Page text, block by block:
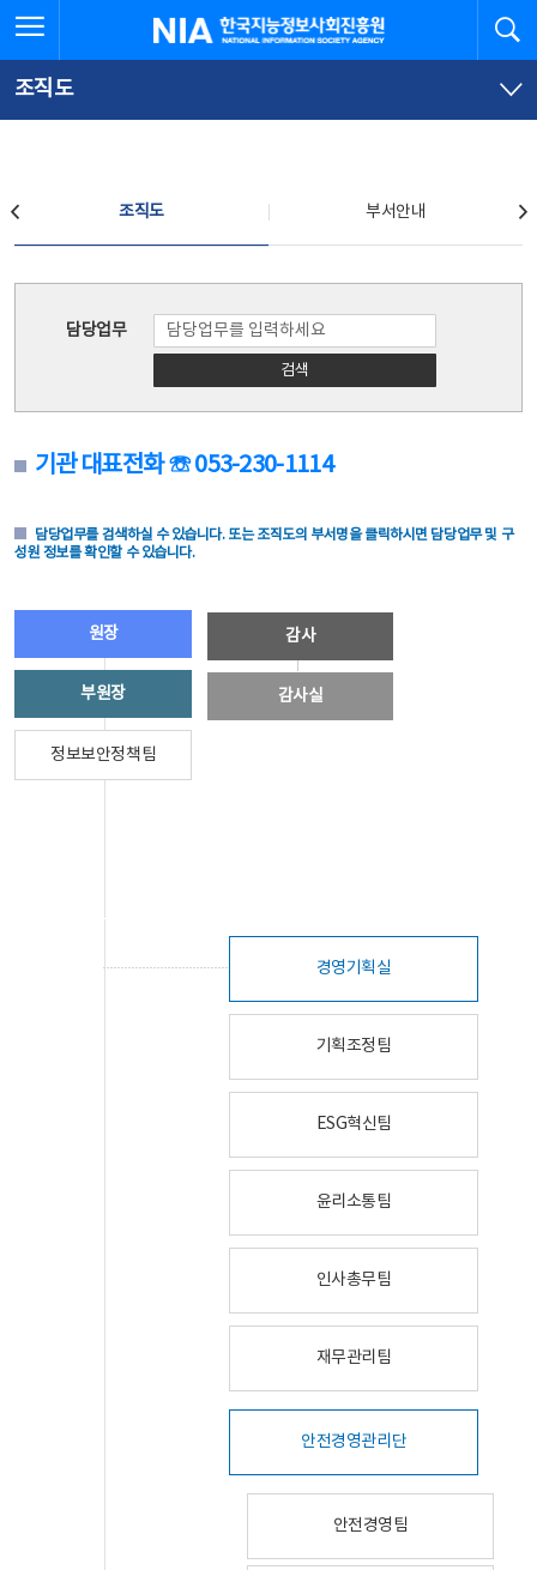
문
로
가
체
뉴
바
가
한국지능정보사회진흥원
조직도
조직도 부서안내
담당업무
검색
기관 대표전화 ☏ 053-230-1114
담당업무를 검색하실 수 있습니다. 또는 조직도의 부서명을 클릭하시면 담당업무 및 구
성원 정보를 확인할 수 있습니다.
원장
부원장
정보보안정책팀
감사
감사실
경영기획실
기획조정팀
ESG혁신팀
윤리소통팀
인사총무팀
재무관리팀
안전경영관리단
안전경영팀